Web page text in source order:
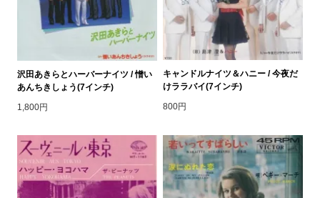
沢田あきらとハーバーナイツ / 憎い
あんちきしょう(7インチ)
1,800円
キャンドルナイツ＆ハニー / 今夜だ
けララバイ(7インチ)
800円